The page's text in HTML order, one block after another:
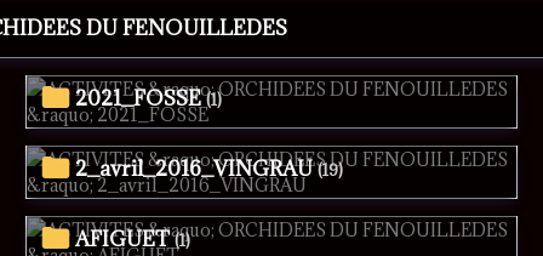
DU FENOUILLEDES
2021_FOSSE (1)
2_avril_2016_VINGRAU (19)
AFIGUET (1)